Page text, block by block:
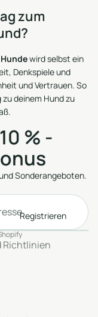
zum
wird selbst ein
Denkspiele und
und Vertrauen. So
deinem Hund zu
% -
Sonderangeboten.
Registrieren
Richtlinien